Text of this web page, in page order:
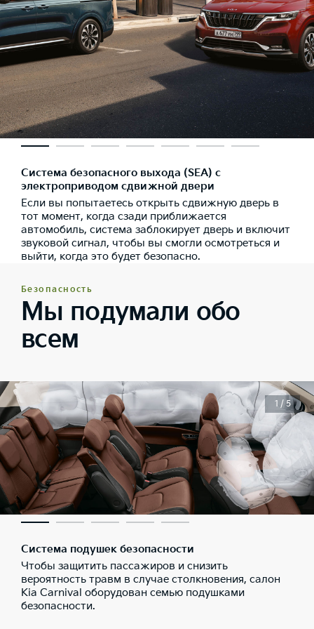
Система безопасного выхода (SEA) с
электроприводом сдвижной двери
Если вы попытаетесь открыть сдвижную дверь в
тот момент, когда сзади приближается
автомобиль, система заблокирует дверь и включит
звуковой сигнал, чтобы вы смогли осмотреться и
выйти, когда это будет безопасно.
Безопасность
Мы подумали обо
всем
Система подушек безопасности
Чтобы защитить пассажиров и снизить
вероятность травм в случае столкновения, салон
Kia Carnival оборудован семью подушками
безопасности.
1 / 5